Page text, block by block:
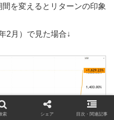
を変えるとリターンの印象
2月）で見た場合↓
索 シェア 目次・関連記事